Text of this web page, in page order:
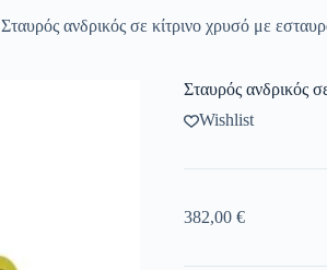
Σταυρός ανδρικός σε κίτρινο χρυσό με
Σταυρός ανδρικός
Wishlist
382,00 €